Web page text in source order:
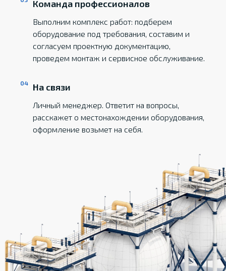
Команда профессионалов
Выполним комплекс работ: подберем
оборудование под требования, составим и
согласуем проектную документацию,
проведем монтаж и сервисное обслуживание.
На связи
Личный менеджер. Ответит на вопросы,
расскажет о местонахождении оборудования,
оформление возьмет на себя.